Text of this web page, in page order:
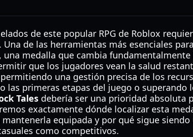
de este popular RPG de Roblox
de las herramientas más esenciales
, una medalla que cambia
que los jugadores vean la salud
una gestión precisa de los
las primeras etapas del juego o superando
Tales debería ser una prioridad absoluta
exactamente dónde localizar esta
mantenerla equipada y por qué sigue
como competitivos.